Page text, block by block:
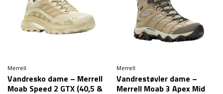
Merrell
Vandresko dame – Merrell
Moab Speed 2 GTX (40,5 &
Merrell
Vandrestøvler dame –
Merrell Moab 3 Apex Mid